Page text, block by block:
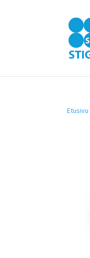
Etusivu